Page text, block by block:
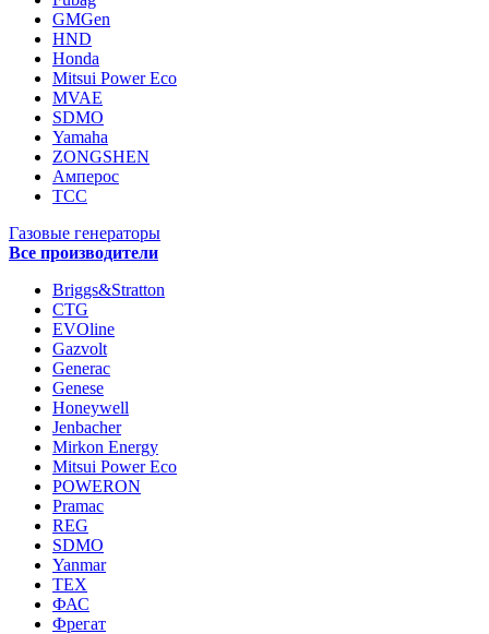
GMGen
HND
Honda
Mitsui Power Eco
MVAE
SDMO
Yamaha
ZONGSHEN
Амперос
ТСС
Газовые генераторы
Все производители
Briggs&Stratton
CTG
EVOline
Gazvolt
Generac
Genese
Honeywell
Jenbacher
Mirkon Energy
Mitsui Power Eco
POWERON
Pramac
REG
SDMO
Yanmar
ТЕХ
ФАС
Фрегат